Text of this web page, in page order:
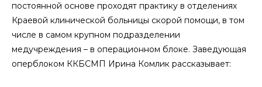
постоянной основе проходят практику в отделениях
Краевой клинической больницы скорой помощи, в том
числе в самом крупном подразделении
медучреждения – в операционном блоке. Заведующая
оперблоком ККБСМП Ирина Комлик рассказывает: